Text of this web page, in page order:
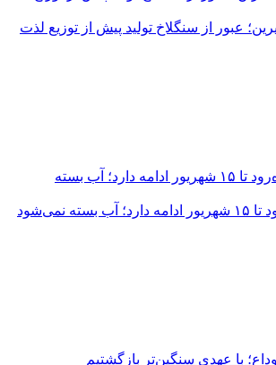
عبور از سنگلاخ تولید پیش از توزیع لذت
نمی‌شود